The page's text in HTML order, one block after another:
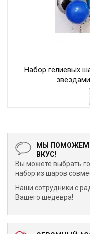
Набор гелиевых
МЫ ПОМОЖЕМ
ВКУС!
Вы можете выбрать
набор из шаров
Наши сотрудники с
Вашего шедевра!